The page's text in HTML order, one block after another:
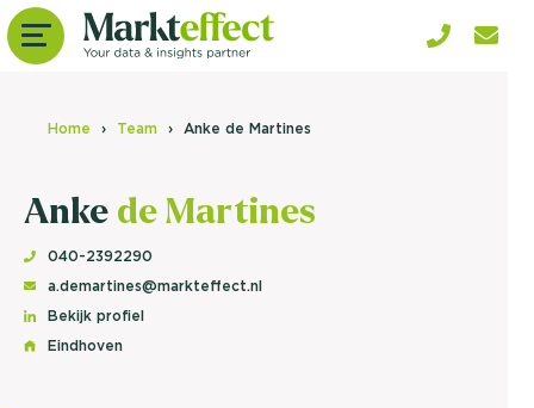
Home Team Anke de Martines
Anke de Martines
040-2392290
a.demartines@markteffect.nl
Bekijk profiel
Eindhoven